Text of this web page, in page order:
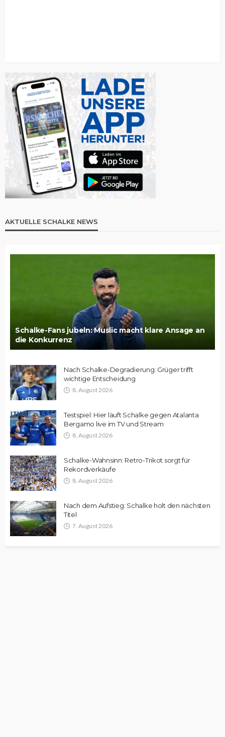
AKTUELLE SCHALKE NEWS
Schalke-Fans jubeln: Muslic macht klare Ansage an
die Konkurrenz
Nach Schalke-Degradierung: Grüger trifft
wichtige Entscheidung
8. August 2026
Testspiel: Hier läuft Schalke gegen Atalanta
Bergamo live im TV und Stream
8. August 2026
Schalke-Wahnsinn: Retro-Trikot sorgt für
Rekordverkäufe
8. August 2026
Nach dem Aufstieg: Schalke holt den nächsten
Titel
7. August 2026